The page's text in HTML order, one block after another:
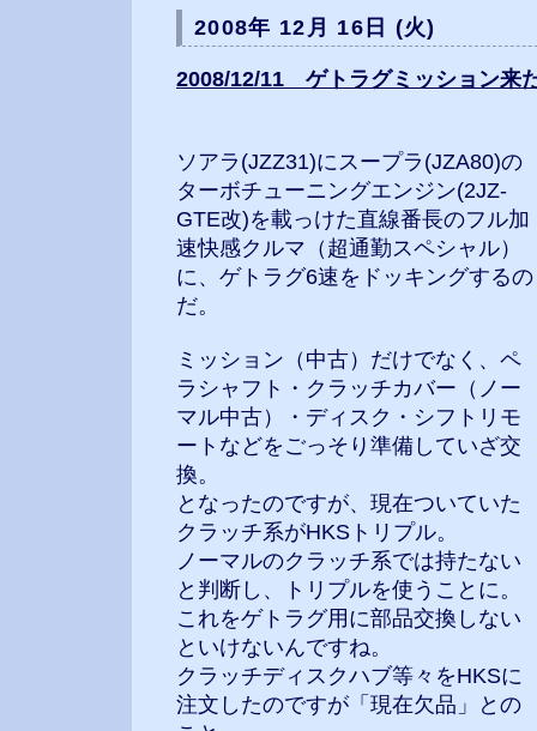
2008年 12月 16日 (火)
2008/12/11 ゲトラグミッション来
ソアラ(JZZ31)にスープラ(JZA80)の
ターボチューニングエンジン(2JZ-
GTE改)を載っけた直線番長のフル加
速快感クルマ（超通勤スペシャル）
に、ゲトラグ6速をドッキングするの
だ。
ミッション（中古）だけでなく、ペ
ラシャフト・クラッチカバー（ノー
マル中古）・ディスク・シフトリモ
ートなどをごっそり準備していざ交
換。
となったのですが、現在ついていた
クラッチ系がHKSトリプル。
ノーマルのクラッチ系では持たない
と判断し、トリプルを使うことに。
これをゲトラグ用に部品交換しない
といけないんですね。
クラッチディスクハブ等々をHKSに
注文したのですが「現在欠品」との